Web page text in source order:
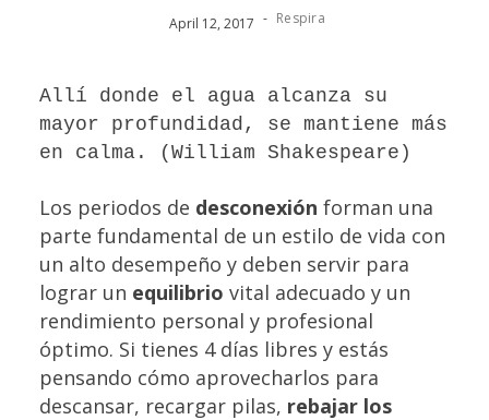
April 12,2017 - Respira
Allí donde el agua alcanza su
mayor profundidad, se mantiene más
en calma. (William Shakespeare)
Los periodos de desconexión forman una
parte fundamental de un estilo de vida con
un alto desempeño y deben servir para
lograr un equilibrio vital adecuado y un
rendimiento personal y profesional
óptimo. Si tienes 4 días libres y estás
pensando cómo aprovecharlos para
descansar, recargar pilas, rebajar los